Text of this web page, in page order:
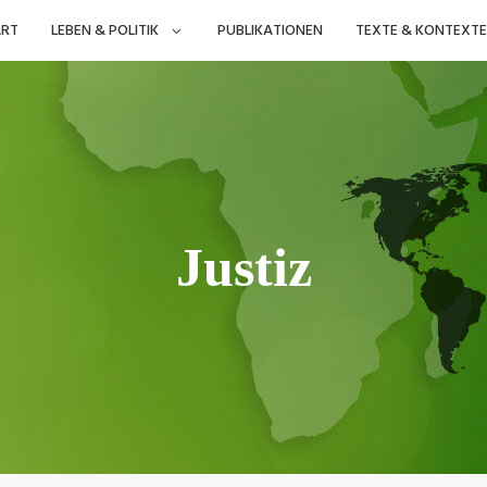
LEBEN & POLITIK PUBLIKATIONEN TEXTE & KONTEXTE
Justiz